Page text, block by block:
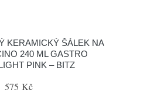
KERAMICKÝ ŠÁLEK NA
240 ML GASTRO
PINK – BITZ
575 Kč